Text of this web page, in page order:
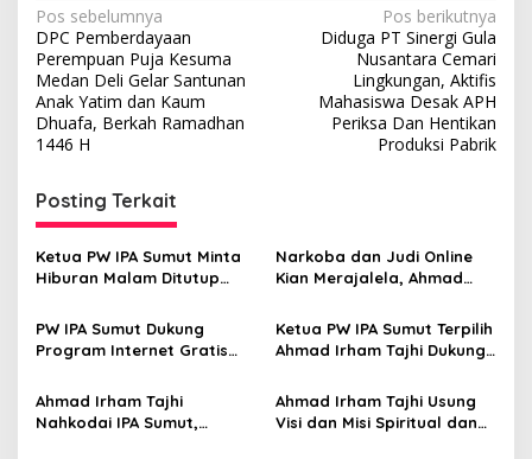
N
a
v
i
g
a
s
i
p
o
s
Pos sebelumnya
DPC Pemberdayaan
Perempuan Puja Kesuma
Medan Deli Gelar Santunan
Anak Yatim dan Kaum
Dhuafa, Berkah Ramadhan
1446 H
Pos berikutnya
Diduga PT Sinergi Gula
Nusantara Cemari
Lingkungan, Aktifis
Mahasiswa Desak APH
Periksa Dan Hentikan
Produksi Pabrik
Posting Terkait
Ketua PW IPA Sumut Minta
Hiburan Malam Ditutup
Narkoba dan Judi Online
Kian Merajalela, Ahmad
Dukung Presiden dan
Gubsu, Kapolda Sumut
Jangan Duduk Manis!
PW IPA Sumut Dukung
Program Internet Gratis
Ketua PW IPA Sumut Terpilih
Ahmad Irham Tajhi Dukung
Inflasi di Sumatera Utara
Ahmad Irham Tajhi
Nahkodai IPA Sumut,
Ahmad Irham Tajhi Usung
Visi dan Misi Spiritual dan